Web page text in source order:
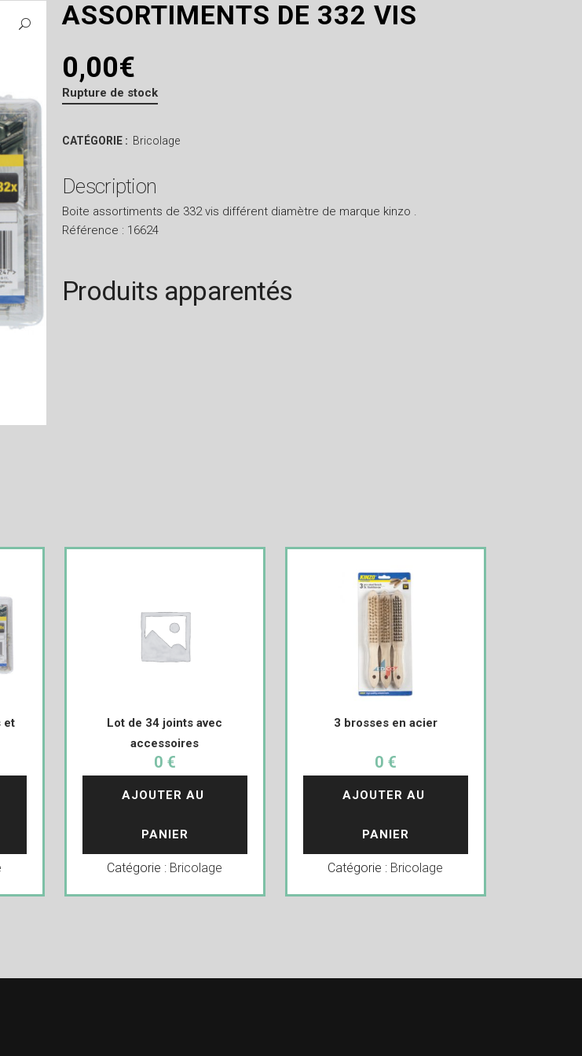
ASSORTIMENTS DE 332 VIS
0,00€
Rupture de stock
CATÉGORIE : Bricolage
Description
Boite assortiments de 332 vis différent diamètre de marque kinzo .
Référence : 16624
Produits apparentés
et
Lot de 34 joints avec
accessoires
0 €
AJOUTER AU
PANIER
Catégorie : Bricolage
3 brosses en acier
0 €
AJOUTER AU
PANIER
Catégorie : Bricolage